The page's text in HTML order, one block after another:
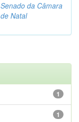
Senado da Câmara
de Natal
1
1